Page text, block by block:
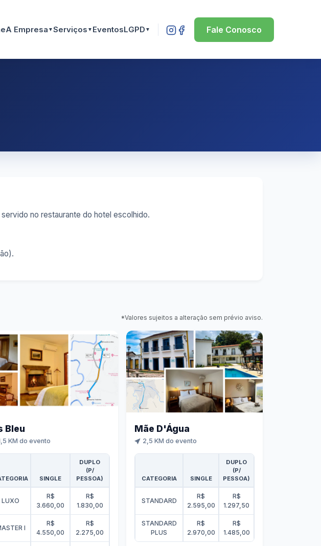
A Empresa ▼Serviços ▼ EventosLGPD ▼ Fale Conosco
no restaurante do hotel escolhido.
*Valores sujeitos a alteração sem prévio aviso.
Bleu
KM do evento
SINGLE
DUPLO
(P/
PESSOA)
LUXO
R$
3.660,00
R$
1.830,00
I
R$
4.550,00
R$
2.275,00
Mãe D'Água
2,5 KM do evento
CATEGORIA SINGLE
DUPLO
(P/
PESSOA)
STANDARD
R$
2.595,00
R$
1.297,50
STANDARD
PLUS
R$
2.970,00
R$
1.485,00